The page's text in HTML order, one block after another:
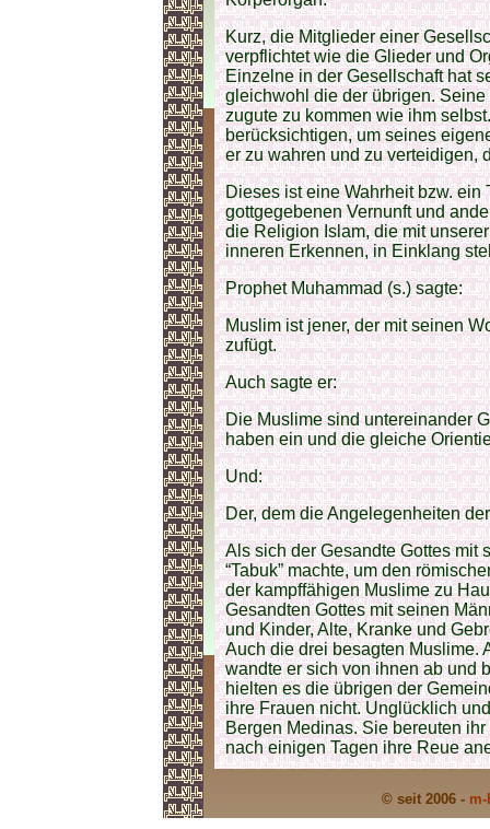
Kurz, die Mitglieder einer
verpflichtet wie die Glieder und
Einzelne in der Gesellschaft hat
gleichwohl die der übrigen.
zugute zu kommen wie ihm
berücksichtigen, um seines
er zu wahren und zu verteidigen,
Dieses ist eine Wahrheit bzw. ein
gottgegebenen Vernunft und
die Religion Islam, die mit
inneren Erkennen, in Einklang
Prophet Muhammad (s.) sagte:
Muslim ist jener, der mit seinen
zufügt.
Auch sagte er:
Die Muslime sind untereinander
haben ein und die gleiche
Und:
Der, dem die Angelegenheiten
Als sich der Gesandte Gottes mit
“Tabuk” machte, um den
der kampffähigen Muslime zu
Gesandten Gottes mit seinen
und Kinder, Alte, Kranke und
Auch die drei besagten Muslime.
wandte er sich von ihnen ab und
hielten es die übrigen der
ihre Frauen nicht. Unglücklich
Bergen Medinas. Sie bereuten
nach einigen Tagen ihre Reue
© seit 2006 -